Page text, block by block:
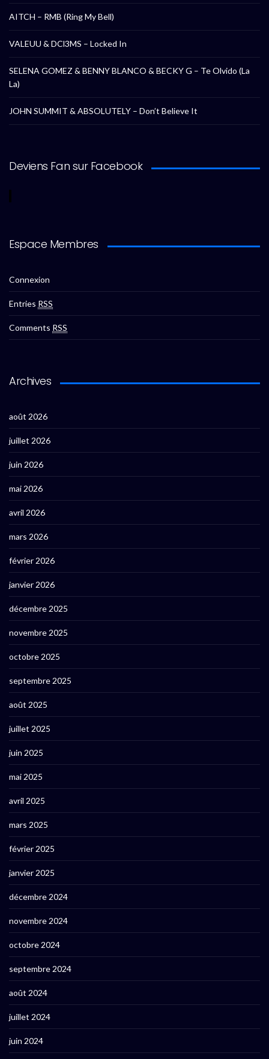
AITCH – RMB (Ring My Bell)
VALEUU & DCl3MS – Locked In
SELENA GOMEZ & BENNY BLANCO & BECKY G – Te Olvido (La
La)
JOHN SUMMIT & ABSOLUTELY – Don’t Believe It
Deviens Fan sur Facebook
Espace Membres
Connexion
Entries RSS
Comments RSS
Archives
août 2026
juillet 2026
juin 2026
mai 2026
avril 2026
mars 2026
février 2026
janvier 2026
décembre 2025
novembre 2025
octobre 2025
septembre 2025
août 2025
juillet 2025
juin 2025
mai 2025
avril 2025
mars 2025
février 2025
janvier 2025
décembre 2024
novembre 2024
octobre 2024
septembre 2024
août 2024
juillet 2024
juin 2024